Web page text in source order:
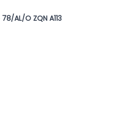
AL/O ZQN A113